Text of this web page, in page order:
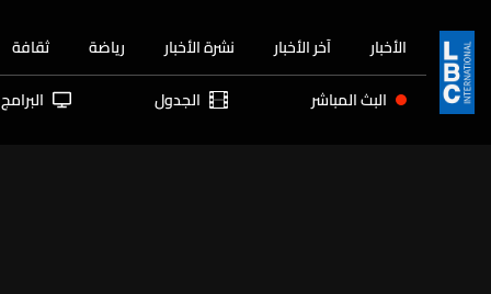
الأخبار آخر الأخبار نشرة الأخبار رياضة ثقافة
البث المباشر الجدول البرامج